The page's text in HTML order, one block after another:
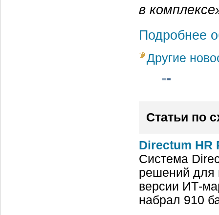
в
Подробнее
Другие
Статьи по
Directum HR
Система
решений для
версии ИТ-
набрал 910